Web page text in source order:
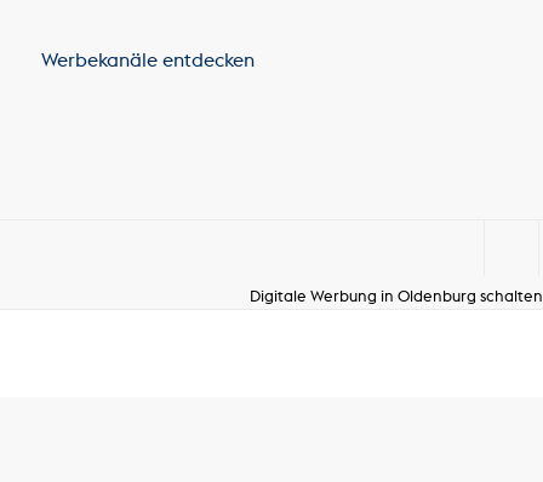
Werbekanäle entdecken
Digitale Werbung in Oldenburg schalten